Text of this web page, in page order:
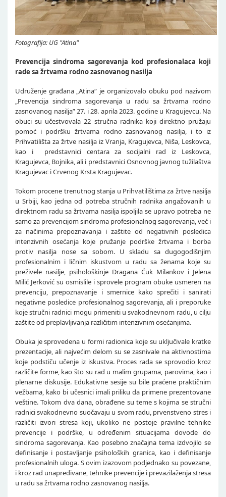
Fotografija: UG "Atina"
Prevencija sindroma sagorevanja kod profesionalaca koji
rade sa žrtvama rodno zasnovanog nasilja
Udruženje građana „Atina“ je organizovalo obuku pod nazivom
„Prevencija sindroma sagorevanja u radu sa žrtvama rodno
zasnovanog nasilja” 27. i 28. aprila 2023. godine u Kragujevcu. Na
obuci su učestvovala 22 stručna radnika koji direktno pružaju
pomoć i podršku žrtvama rodno zasnovanog nasilja, i to iz
Prihvatilišta za žrtve nasilja iz Vranja, Kragujevca, Niša, Leskovca,
kao i predstavnici centara za socijalni rad iz Leskovca,
Kragujevca, Bojnika, ali i predstavnici Osnovnog javnog tužilaštva
Kragujevac i Crvenog Krsta Kragujevac.
Tokom procene trenutnog stanja u Prihvatilištima za žrtve nasilja
u Srbiji, kao jedna od potreba stručnih radnika angažovanih u
direktnom radu sa žrtvama nasilja ispoljila se upravo potreba ne
samo za prevencijom sindroma profesionalnog sagorevanja, već i
za načinima prepoznavanja i zaštite od negativnih posledica
intenzivnih osećanja koje pružanje podrške žrtvama i borba
protiv nasilja nose sa sobom. U skladu sa dugogodišnjim
profesionalnim i ličnim iskustvom u radu sa ženama koje su
preživele nasilje, psihološkinje Dragana Ćuk Milankov i Jelena
Milić Jerković su osmislile i sprovele program obuke usmeren na
prevenciju, prepoznavanje i smernice kako sprečiti i sanirati
negativne posledice profesionalnog sagorevanja, ali i preporuke
koje stručni radnici mogu primeniti u svakodnevnom radu, u cilju
zaštite od preplavljivanja različitim intenzivnim osećanjima.
Obuka je sprovedena u formi radionica koje su uključivale kratke
prezentacije, ali najvećim delom su se zasnivale na aktivnostima
koje podstiču učenje iz iskustva. Proces rada se sprovodio kroz
različite forme, kao što su rad u malim grupama, parovima, kao i
plenarne diskusije. Edukativne sesije su bile praćene praktičnim
vežbama, kako bi učesnici imali priliku da primene prezentovane
veštine. Tokom dva dana, obrađene su teme s kojima se stručni
radnici svakodnevno suočavaju u svom radu, prvenstveno stres i
različiti izvori stresa koji, ukoliko ne postoje pravilne tehnike
prevencije i podrške, u određenim situacijama dovode do
sindroma sagorevanja. Kao posebno značajna tema izdvojilo se
definisanje i postavljanje psiholoških granica, kao i definisanje
profesionalnih uloga. S ovim izazovom podjednako su povezane,
i kroz rad unapređivane, tehnike prevencije i prevazilaženja stresa
u radu sa žrtvama rodno zasnovanog nasilja.